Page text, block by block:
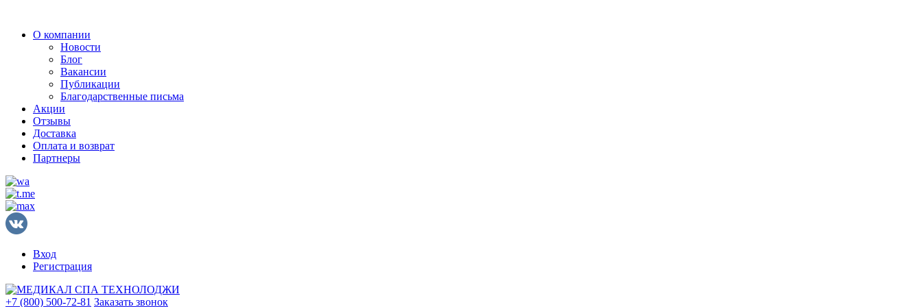
О компании
Новости
Блог
Вакансии
Публикации
Благодарственные письма
Акции
Отзывы
Доставка
Оплата и возврат
Партнеры
Вход
Регистрация
+7 (800) 500-72-81 Заказать звонок